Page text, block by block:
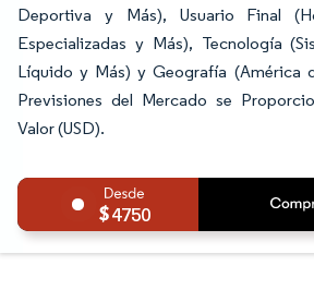
Deportiva y Más), Usuario Final
Especializadas y Más), Tecnología
Líquido y Más) y Geografía (América
Previsiones del Mercado se
Valor (USD).
4750